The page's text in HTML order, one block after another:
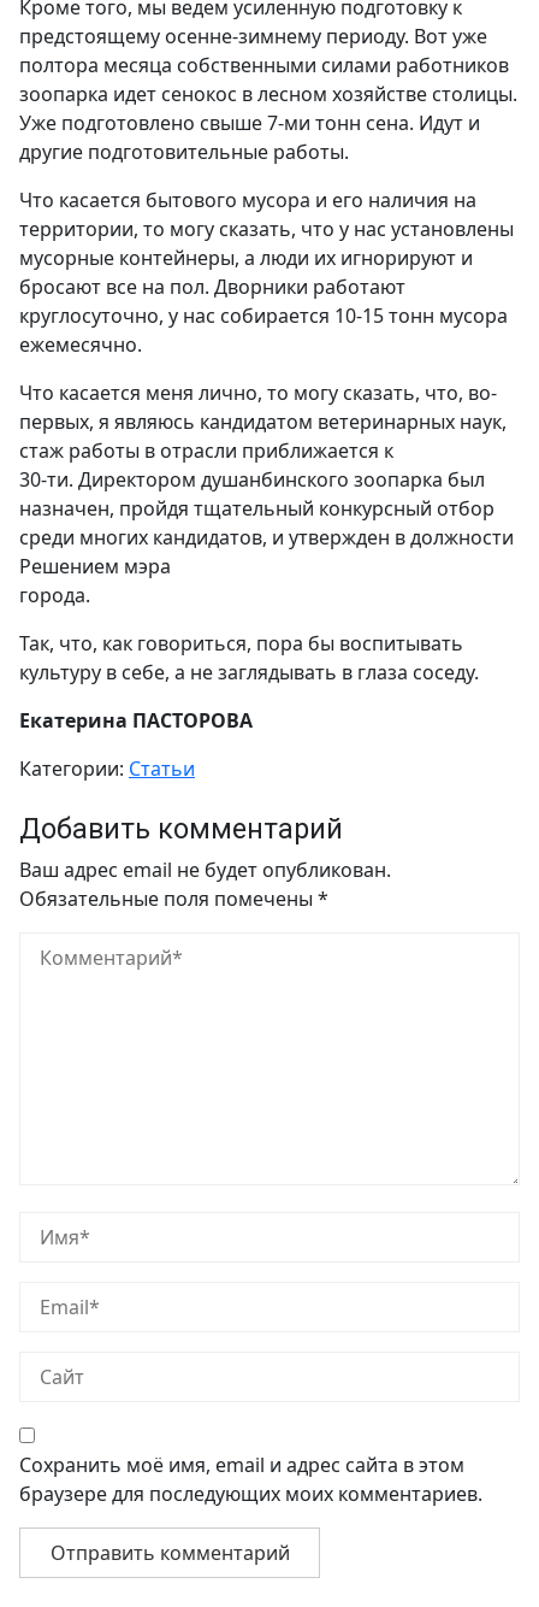
Кроме того, мы ведем усиленную подготовку к
предстоящему осенне-зимнему периоду. Вот уже
полтора месяца собственными силами работников
зоопарка идет сенокос в лесном хозяйстве столицы.
Уже подготовлено свыше 7-ми тонн сена. Идут и
другие подготовительные работы.
Что касается бытового мусора и его наличия на
территории, то могу сказать, что у нас установлены
мусорные контейнеры, а люди их игнорируют и
бросают все на пол. Дворники работают
круглосуточно, у нас собирается 10-15 тонн мусора
ежемесячно.
Что касается меня лично, то могу сказать, что, во-
первых, я являюсь кандидатом ветеринарных наук,
стаж работы в отрасли приближается к
30-ти. Директором душанбинского зоопарка был
назначен, пройдя тщательный конкурсный отбор
среди многих кандидатов, и утвержден в должности
Решением мэра
города.
Так, что, как говориться, пора бы воспитывать
культуру в себе, а не заглядывать в глаза соседу.
Екатерина ПАСТОРОВА
Категории: Статьи
Добавить комментарий
Ваш адрес email не будет опубликован.
Обязательные поля помечены *
Сохранить моё имя, email и адрес сайта в этом
браузере для последующих моих комментариев.